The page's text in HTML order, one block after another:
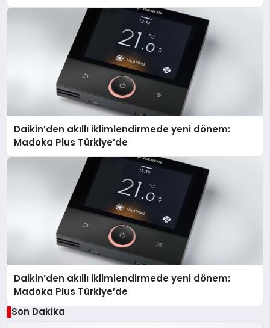
Daikin’den akıllı iklimlendirmede yeni dönem:
Madoka Plus Türkiye’de
Daikin’den akıllı iklimlendirmede yeni dönem:
Madoka Plus Türkiye’de
Son Dakika